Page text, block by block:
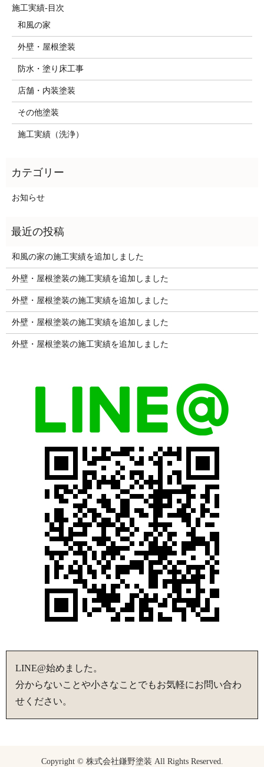
施工実績-目次
和風の家
外壁・屋根塗装
防水・塗り床工事
店舗・内装塗装
その他塗装
施工実績（洗浄）
お知らせ
和風の家の施工実績を追加しました
外壁・屋根塗装の施工実績を追加しました
外壁・屋根塗装の施工実績を追加しました
外壁・屋根塗装の施工実績を追加しました
外壁・屋根塗装の施工実績を追加しました
LINE@始めました。
分からないことや小さなことでもお気軽にお問い合わ
せください。
Copyright © 株式会社鎌野塗装 All Rights Reserved.